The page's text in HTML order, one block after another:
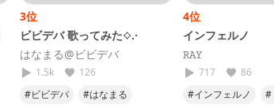
3位
ビビデバ 歌ってみた⟡.·
はなまる@ビビデバ
1.5k
126
#ビビデバ
#はなまる
4位
インフェルノ
𝚁𝙰𝚈
717
86
#インフェルノ
#